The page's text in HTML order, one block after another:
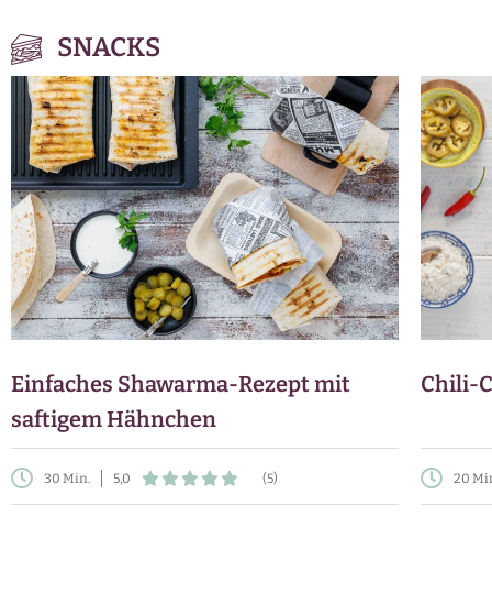
SNACKS
Einfaches Shawarma-Rezept mit
saftigem Hähnchen
30 Min. 5,0 (5)
Chili-
20